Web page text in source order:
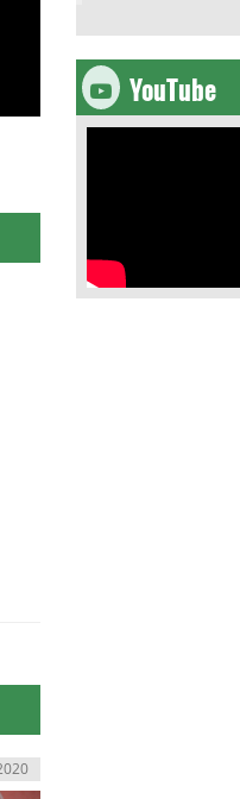
YouTube